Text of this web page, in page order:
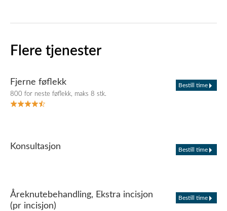
Flere tjenester
Fjerne føflekk
800 for neste føflekk, maks 8 stk.
Bestill time
Konsultasjon Bestill time
Åreknutebehandling, Ekstra incisjon
(pr incisjon)
Bestill time